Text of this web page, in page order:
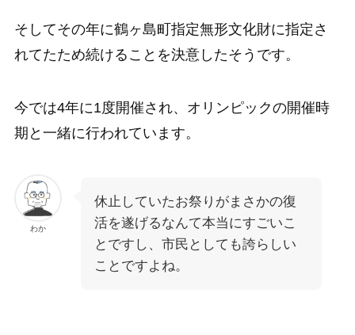
そしてその年に鶴ヶ島町指定無形文化財に指定さ
れてたため続けることを決意したそうです。
今では4年に1度開催され、オリンピックの開催時
期と一緒に行われています。
わか
休止していたお祭りがまさかの復
活を遂げるなんて本当にすごいこ
とですし、市民としても誇らしい
ことですよね。